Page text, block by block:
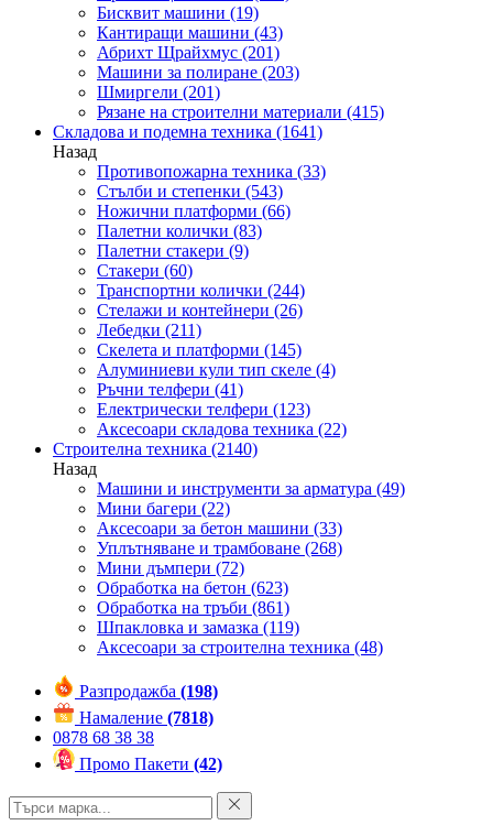
Бисквит машини (19)
Кантиращи машини (43)
Абрихт Щрайхмус (201)
Машини за полиране (203)
Шмиргели (201)
Рязане на строителни материали (415)
Складова и подемна техника (1641)
Назад
Противопожарна техника (33)
Стълби и степенки (543)
Ножични платформи (66)
Палетни колички (83)
Палетни стакери (9)
Стакери (60)
Транспортни колички (244)
Стелажи и контейнери (26)
Лебедки (211)
Скелета и платформи (145)
Алуминиеви кули тип скеле (4)
Ръчни телфери (41)
Електрически телфери (123)
Аксесоари складова техника (22)
Строителна техника (2140)
Назад
Машини и инструменти за арматура (49)
Мини багери (22)
Аксесоари за бетон машини (33)
Уплътняване и трамбоване (268)
Мини дъмпери (72)
Обработка на бетон (623)
Обработка на тръби (861)
Шпакловка и замазка (119)
Аксесоари за строителна техника (48)
Разпродажба (198)
Намаление (7818)
0878 68 38 38
Промо Пакети (42)